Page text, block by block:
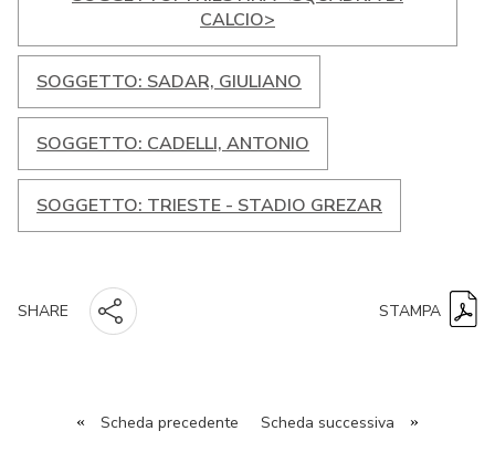
CALCIO>
SOGGETTO: SADAR, GIULIANO
SOGGETTO: CADELLI, ANTONIO
SOGGETTO: TRIESTE - STADIO GREZAR
SHARE STAMPA
« Scheda precedente Scheda successiva »